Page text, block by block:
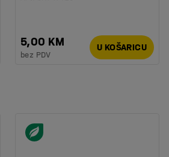
5,00 KM
bez PDV
U KOŠARICU